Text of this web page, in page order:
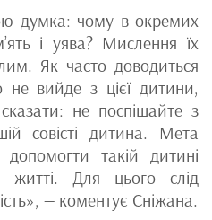
думка: чому в окремих
і уява? Мислення їх
Як часто доводиться
не вийде з цієї дитини,
не поспішайте з
совісті дитина. Мета
такій дитині
Для цього слід
— коментує Сніжана.